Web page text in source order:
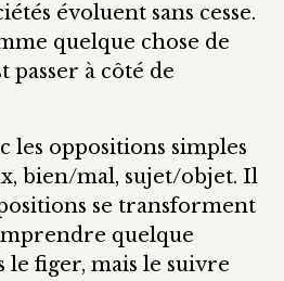
évoluent sans cesse.
quelque chose de
passer à côté de
les oppositions simples
bien/mal, sujet/objet. Il
se transforment
quelque
le figer, mais le suivre